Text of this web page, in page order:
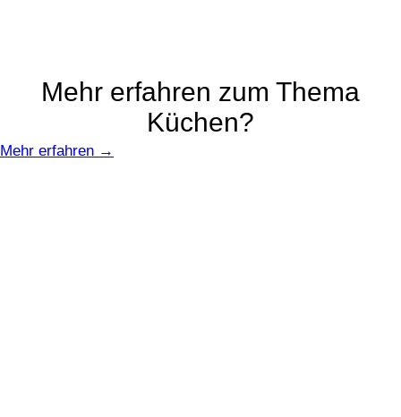
Mehr erfahren zum Thema
Küchen?
Mehr erfahren →